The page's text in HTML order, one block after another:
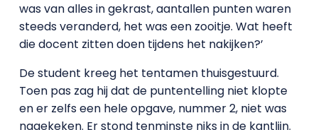
was van alles in gekrast, aantallen punten waren
steeds veranderd, het was een zooitje. Wat heeft
die docent zitten doen tijdens het nakijken?’
De student kreeg het tentamen thuisgestuurd.
Toen pas zag hij dat de puntentelling niet klopte
en er zelfs een hele opgave, nummer 2, niet was
nagekeken. Er stond tenminste niks in de kantlijn.